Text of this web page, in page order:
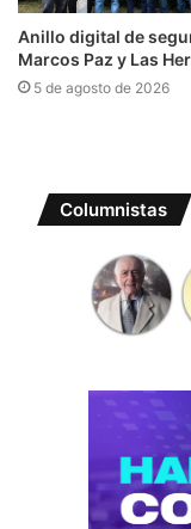
Anillo digital de
Marcos Paz y Las
5 de agosto de 2026
Columnistas